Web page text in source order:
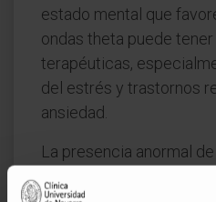
estado mental que
ondas theta puede
terapéuticas,
del estrés y trastornos
ansiedad.
La presencia anormal